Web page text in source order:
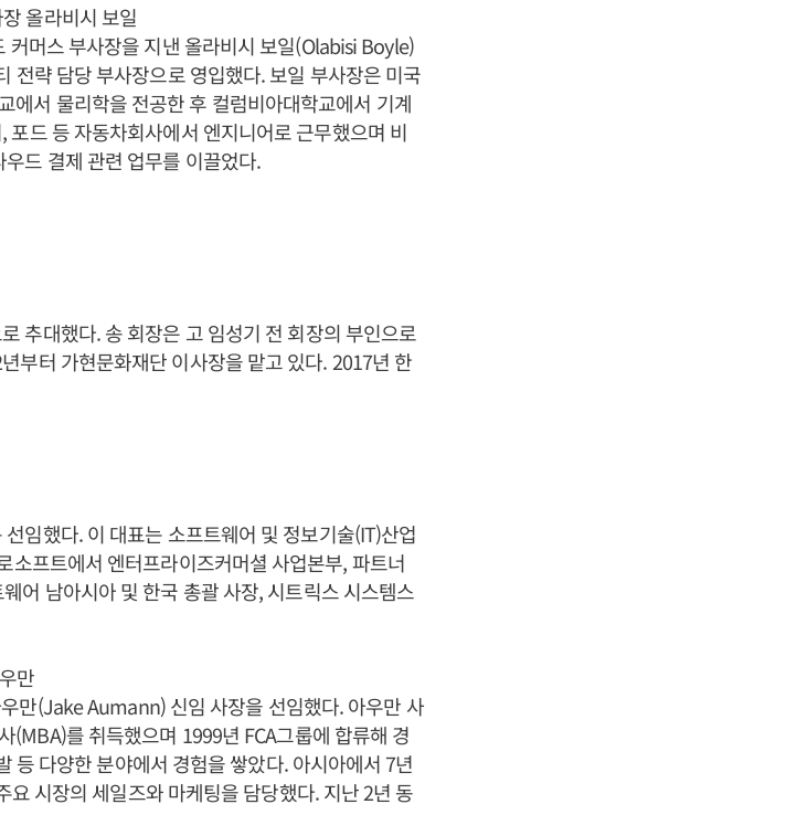
올라비시 보일
커머스 부사장을 지낸 올라비시 보일(Olabisi Boyle)
전략 담당 부사장으로 영입했다. 보일 부사장은 미국
에서 물리학을 전공한 후 컬럼비아대학교에서 기계
드 등 자동차회사에서 엔지니어로 근무했으며 비
드 결제 관련 업무를 이끌었다.
추대했다. 송 회장은 고 임성기 전 회장의 부인으로
부터 가현문화재단 이사장을 맡고 있다. 2017년 한
임했다. 이 대표는 소프트웨어 및 정보기술(IT)산업
소프트에서 엔터프라이즈커머셜 사업본부, 파트너
어 남아시아 및 한국 총괄 사장, 시트릭스 시스템스
만
만(Jake Aumann) 신임 사장을 선임했다. 아우만 사
(MBA)를 취득했으며 1999년 FCA그룹에 합류해 경
등 다양한 분야에서 경험을 쌓았다. 아시아에서 7년
시장의 세일즈와 마케팅을 담당했다. 지난 2년 동